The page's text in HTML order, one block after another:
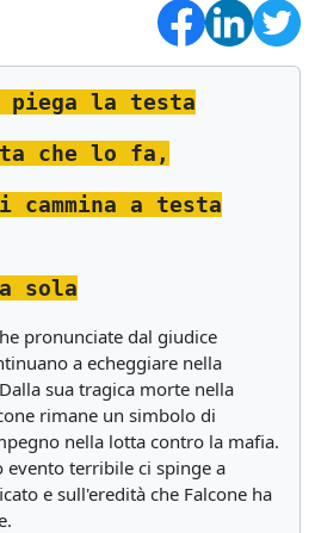
piega la testa
che lo fa,
a testa
sola
pronunciate dal giudice
a echeggiare nella
Dalla sua tragica morte nella
rimane un simbolo di
nella lotta contro la mafia.
evento terribile ci spinge a
e sull'eredità che Falcone ha